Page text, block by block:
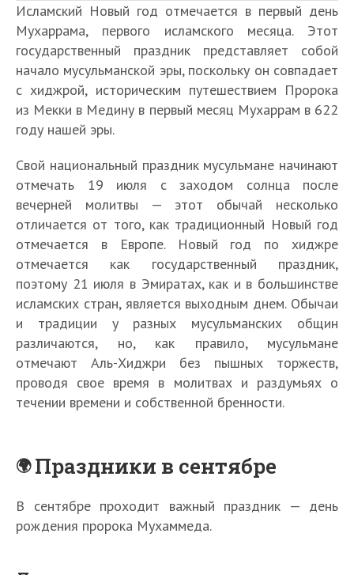
Исламский Новый год отмечается в первый день
Мухаррама, первого исламского месяца. Этот
государственный праздник представляет собой
начало мусульманской эры, поскольку он совпадает
с хиджрой, историческим путешествием Пророка
из Мекки в Медину в первый месяц Мухаррам в 622
году нашей эры.
Свой национальный праздник мусульмане начинают
отмечать 19 июля с заходом солнца после
вечерней молитвы — этот обычай несколько
отличается от того, как традиционный Новый год
отмечается в Европе. Новый год по хиджре
отмечается как государственный праздник,
поэтому 21 июля в Эмиратах, как и в большинстве
исламских стран, является выходным днем. Обычаи
и традиции у разных мусульманских общин
различаются, но, как правило, мусульмане
отмечают Аль-Хиджри без пышных торжеств,
проводя свое время в молитвах и раздумьях о
течении времени и собственной бренности.
Праздники в сентябре
В сентябре проходит важный праздник — день
рождения пророка Мухаммеда.